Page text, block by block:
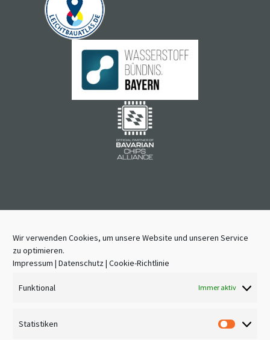
Wir verwenden Cookies, um unsere Website und unseren Service
zu optimieren.
Impressum | Datenschutz| Cookie-Richtlinie
Funktional Immer aktiv
Statistiken
HOME
AKTUELLES